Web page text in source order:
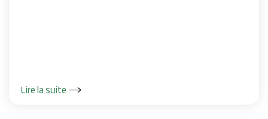
Lire la suite